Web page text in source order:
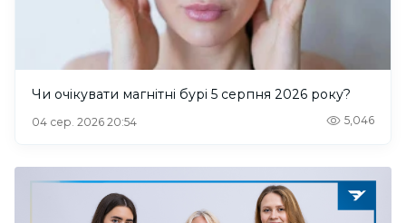
Чи очікувати магнітні бурі 5 серпня 2026 року?
04 сер. 2026 20:54 5,046